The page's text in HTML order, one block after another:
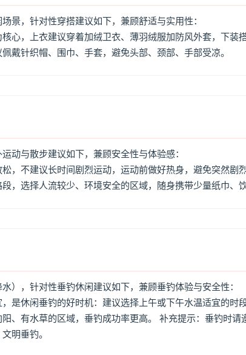
景，针对性穿搭建议如下，兼顾舒适与实用性：
心，上衣建议穿着加绒卫衣、薄羽绒服加防风外套，下装
戴针织帽、围巾、手套，避免头部、颈部、手部受凉。
动与散步建议如下，兼顾安全性与体验感：
，不建议长时间剧烈运动，运动前做好热身，避免突然剧
，选择人流较少、环境安全的区域，随身携带少量纸巾、
），针对性垂钓休闲建议如下，兼顾垂钓体验与安全性：
是休闲垂钓的好时机：建议选择上午或下午水温适宜的时
、有水草的区域，垂钓成功率更高。 补充提示：垂钓时
明垂钓。